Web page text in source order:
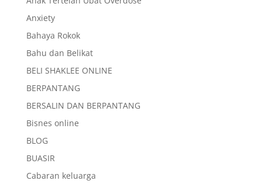
Anxiety
Bahaya Rokok
Bahu dan Belikat
BELI SHAKLEE ONLINE
BERPANTANG
BERSALIN DAN BERPANTANG
Bisnes online
BLOG
BUASIR
Cabaran keluarga